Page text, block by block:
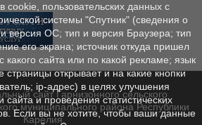
сайт Гарнизонного сельского
муниципального района Республики
Карелия.
cookie, пользовательских данных с
системы "Спутник" (сведения о
версия ОС; тип и версия Браузера; тип
его экрана; источник откуда пришел
какого сайта или по какой рекламе; язык
открывает и на какие кнопки
ip-адрес) в целях улучшения
сайта и проведения статистических
Если вы не хотите, чтобы ваши данные